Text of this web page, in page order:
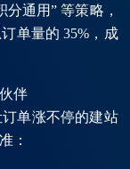
通用” 等策略，
单量的 35%，成
伴
单涨不停的建站
：